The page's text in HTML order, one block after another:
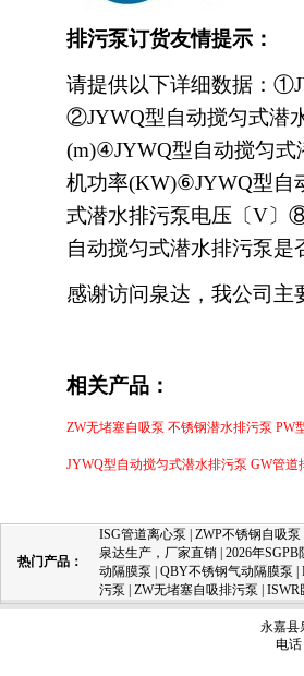
排污泵订货友情提示：
请提供以下详细数据：
②JYWQ型自动搅匀式潜
(m)④JYWQ型自动搅匀
机功率(KW)⑥JYWQ型自
式潜水排污泵电压〔V〕
自动搅匀式潜水排污泵
感谢访问泉达，我公司主
相关产品：
ZW无堵塞自吸泵 不锈钢潜水排污泵 PW
JYWQ型自动搅匀式潜水排污泵 GW管道
热门产品：
ISG管道离心泵 ZWP不锈钢自吸泵
泉达生产，厂家直销 2026年
动隔膜泵
QBY不锈钢气动隔膜泵
污泵
ZW无堵塞自吸排污泵 ISWR
永嘉县
电话